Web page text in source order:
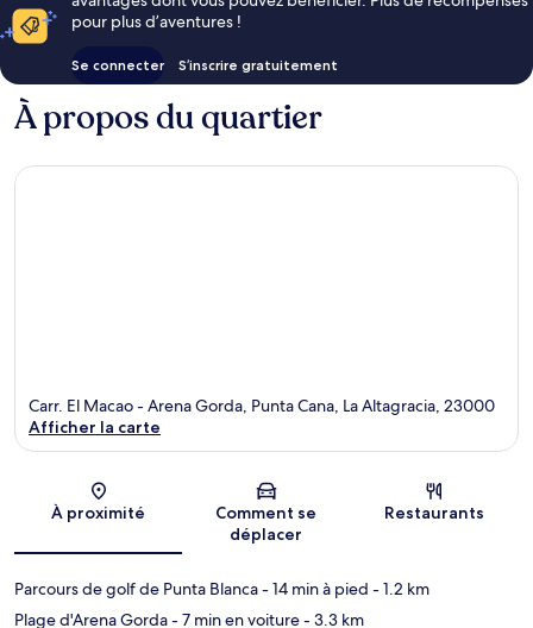
pour plus d’aventures !
Se connecter S’inscrire gratuitement
À propos du quartier
Carte
Carr. El Macao - Arena Gorda, Punta Cana, La Altagracia, 23000
Afficher la carte
À proximité
Comment se
déplacer
Restaurants
Parcours de golf de Punta Blanca- 14 min à pied - 1.2 km
Plage d'Arena Gorda- 7 min en voiture- 3.3 km